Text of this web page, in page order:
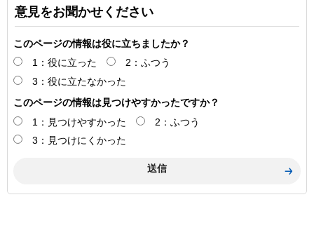
意見をお聞かせください
このページの情報は役に立ちましたか？
1：役に立った
2：ふつう
3：役に立たなかった
このページの情報は見つけやすかったですか？
1：見つけやすかった
2：ふつう
3：見つけにくかった